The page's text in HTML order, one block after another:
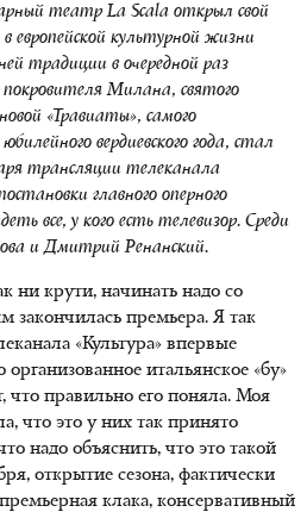
театр La Scala открыл свой
европейской культурной жизни
традиции в очередной раз
покровителя Милана, святого
«Травиаты», самого
вердиевского года, стал
трансляции телеканала
главного оперного
все, у кого есть телевизор. Среди
и Дмитрий Ренанский.
ни крути, начинать надо со
закончилась премьера. Я так
«Культура» впервые
итальянское «бу»
что правильно его поняла. Моя
что это у них так принято
надо объяснить, что это такой
открытие сезона, фактически
клака, консервативный